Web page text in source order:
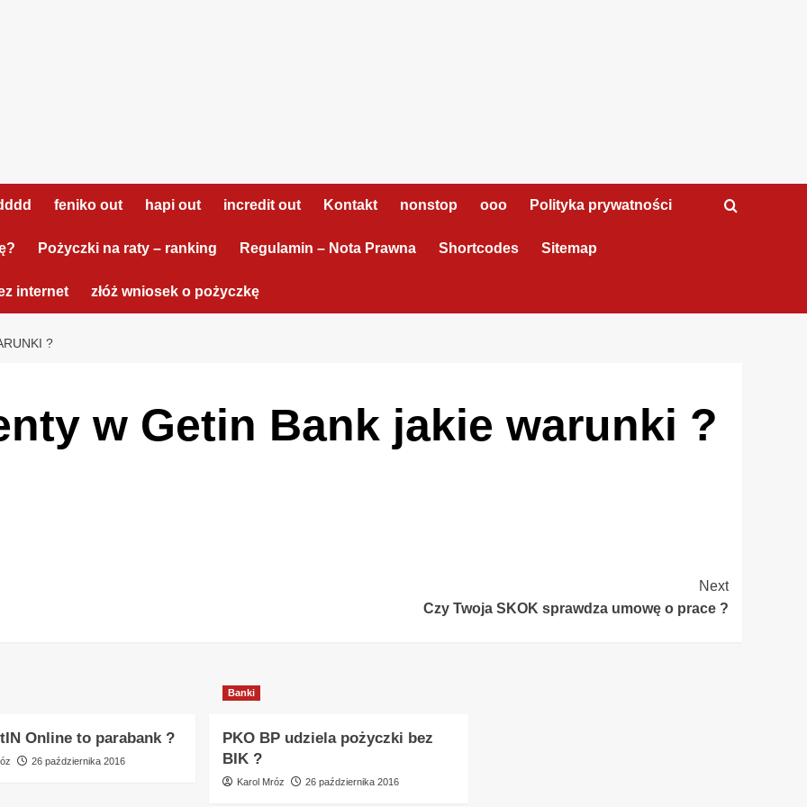
feniko out hapi out incredit out Kontakt nonstop ooo Polityka prywatności
Pożyczki na raty – ranking Regulamin – Nota Prawna Shortcodes Sitemap
internet złóż wniosek o pożyczkę
?
w Getin Bank jakie warunki ?
Next
Czy Twoja SKOK sprawdza umowę o prace ?
Online to parabank ?
26 października 2016
Banki
PKO BP udziela pożyczki bez
BIK ?
Karol Mróz 26 października 2016